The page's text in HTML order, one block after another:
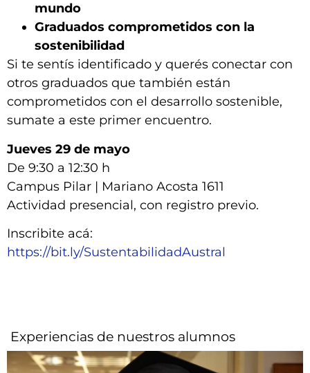
mundo
Graduados comprometidos con la
sostenibilidad
Si te sentís identificado y querés conectar con
otros graduados que también están
comprometidos con el desarrollo sostenible,
sumate a este primer encuentro.
Jueves 29 de mayo
De 9:30 a 12:30 h
Campus Pilar | Mariano Acosta 1611
Actividad presencial, con registro previo.
Inscribite acá:
https://bit.ly/SustentabilidadAustral
Experiencias de nuestros alumnos​